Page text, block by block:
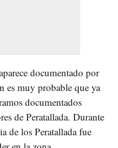
documentado por
es muy probable que ya
documentados
de Peratallada. Durante
de los Peratallada fue